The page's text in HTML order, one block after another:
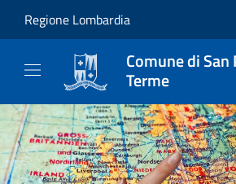
Regione Lombardia
Comune di
Terme